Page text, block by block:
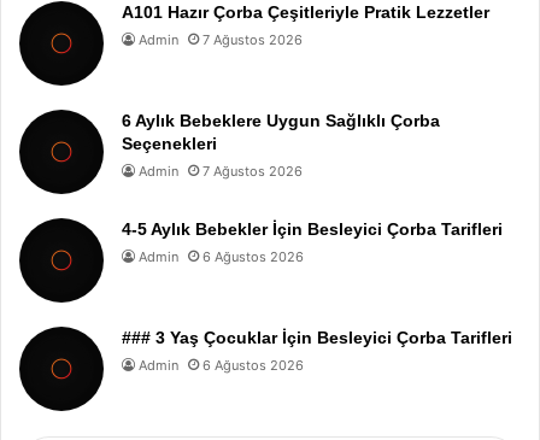
A101 Hazır Çorba Çeşitleriyle Pratik Lezzetler
Admin 7 Ağustos 2026
6 Aylık Bebeklere Uygun Sağlıklı Çorba
Seçenekleri
Admin 7 Ağustos 2026
4-5 Aylık Bebekler İçin Besleyici Çorba Tarifleri
Admin 6 Ağustos 2026
### 3 Yaş Çocuklar İçin Besleyici Çorba Tarifleri
Admin 6 Ağustos 2026